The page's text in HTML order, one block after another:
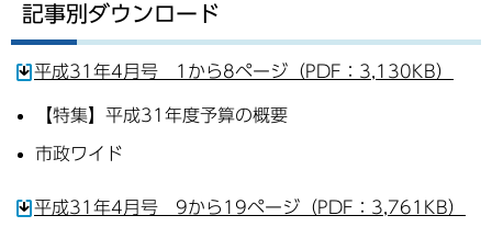
記事別ダウンロード
平成31年4月号 1から8ページ（PDF：3,130KB）
【特集】平成31年度予算の概要
市政ワイド
平成31年4月号 9から19ページ（PDF：3,761KB）